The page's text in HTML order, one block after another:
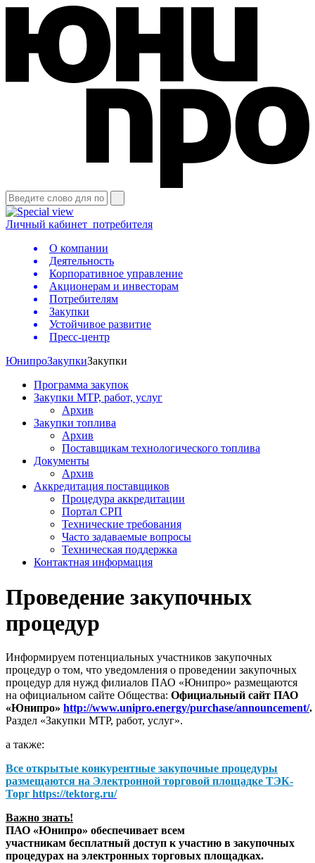
Личный кабинет потребителя
О компании
Деятельность
Корпоративное управление
Акционерам и инвесторам
Потребителям
Закупки
Устойчивое развитие
Пресс-центр
ЮнипроЗакупкиЗакупки
Программа закупок
Закупки МТР, работ, услуг
Архив
Закупки топлива
Архив
Поставщикам технологического топлива
Документы
Архив
Аккредитация поставщиков
Процедура аккредитации
Портал СРП
Технические требования
Часто задаваемые вопросы
Техническая поддержка
Контактная информация
Проведение закупочных
процедур
Информируем потенциальных участников закупочных
процедур о том, что уведомления о проведении закупочных
процедур для нужд филиалов ПАО «Юнипро» размещаются
на официальном сайте Общества: Официальный сайт ПАО
«Юнипро» http://www.unipro.energy/purchase/announcement/.
Раздел «Закупки МТР, работ, услуг».
а также:
Все открытые конкурентные закупочные процедуры
размещаются на Электронной торговой площадке ТЭК-
Торг https://tektorg.ru/
Важно знать!
ПАО «Юнипро» обеспечивает всем
участникам бесплатный доступ к участию в закупочных
процедурах на электронных торговых площадках.